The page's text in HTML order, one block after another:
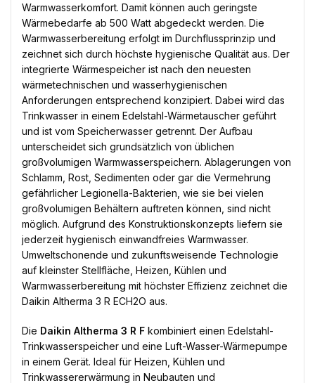
Warmwasserkomfort. Damit können auch geringste
Wärmebedarfe ab 500 Watt abgedeckt werden. Die
Warmwasserbereitung erfolgt im Durchflussprinzip und
zeichnet sich durch höchste hygienische Qualität aus. Der
integrierte Wärmespeicher ist nach den neuesten
wärmetechnischen und wasserhygienischen
Anforderungen entsprechend konzipiert. Dabei wird das
Trinkwasser in einem Edelstahl-Wärmetauscher geführt
und ist vom Speicherwasser getrennt. Der Aufbau
unterscheidet sich grundsätzlich von üblichen
großvolumigen Warmwasserspeichern. Ablagerungen von
Schlamm, Rost, Sedimenten oder gar die Vermehrung
gefährlicher Legionella-Bakterien, wie sie bei vielen
großvolumigen Behältern auftreten können, sind nicht
möglich. Aufgrund des Konstruktionskonzepts liefern sie
jederzeit hygienisch einwandfreies Warmwasser.
Umweltschonende und zukunftsweisende Technologie
auf kleinster Stellfläche, Heizen, Kühlen und
Warmwasserbereitung mit höchster Effizienz zeichnet die
Daikin Altherma 3 R ECH2O aus.
Die Daikin Altherma 3 R F kombiniert einen Edelstahl-
Trinkwasserspeicher und eine Luft-Wasser-Wärmepumpe
in einem Gerät. Ideal für Heizen, Kühlen und
Trinkwassererwärmung in Neubauten und